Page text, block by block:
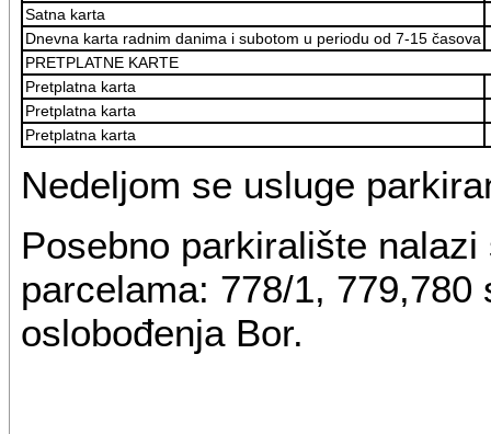
Satna karta
Dnevna karta radnim danima i subotom u periodu od 7-15 časova
PRETPLATNE KARTE
Pretplatna karta
Pretplatna karta
Pretplatna karta
Nedeljom se usluge
Posebno parkiralište
parcelama: 778/1,
oslobođenja Bor.